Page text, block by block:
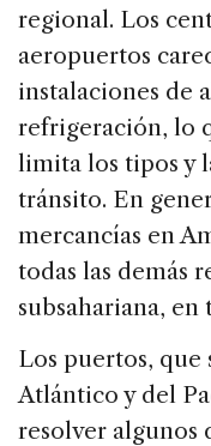
regional. Los
aeropuertos
instalaciones de
refrigeración, lo
limita los tipos y
tránsito. En
mercancías en
todas las demás
subsahariana, en
Los puertos, que
Atlántico y del
resolver algunos